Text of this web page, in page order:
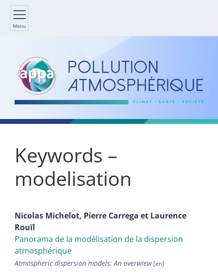
Menu
Keywords –
modelisation
Nicolas Michelot, Pierre Carrega et Laurence
Rouïl
Panorama de la modélisation de la dispersion
atmosphérique
Atmospheric dispersion models: An overwiew